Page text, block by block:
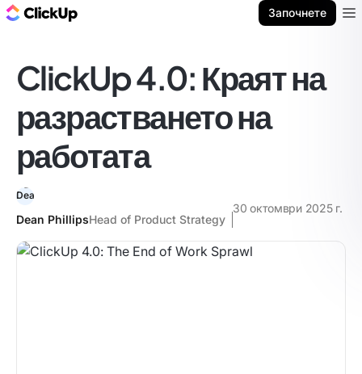
Започнете
ClickUp 4.0: Краят на
разрастването на
работата
Dean PhillipsHead of Product Strategy
30 октомври 2025 г.